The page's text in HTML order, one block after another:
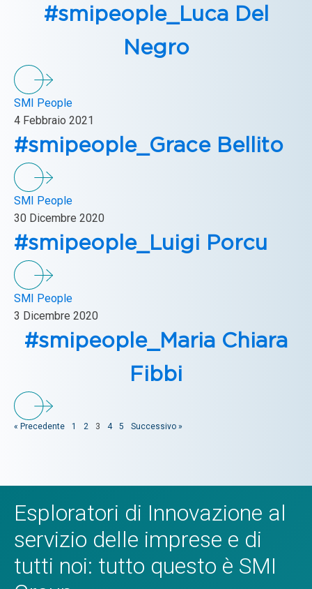
#smipeople_Luca Del
Negro
SMI People
4 Febbraio 2021
#smipeople_Grace Bellito
SMI People
30 Dicembre 2020
#smipeople_Luigi Porcu
SMI People
3 Dicembre 2020
#smipeople_Maria Chiara
Fibbi
« Precedente 1 2 3 4 5 Successivo »
Esploratori di Innovazione al
servizio delle imprese e di
tutti noi: tutto questo è SMI